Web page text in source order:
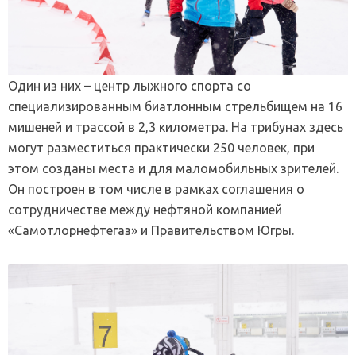
Один из них – центр лыжного спорта со
специализированным биатлонным стрельбищем на 16
мишеней и трассой в 2,3 километра. На трибунах здесь
могут разместиться практически 250 человек, при
этом созданы места и для маломобильных зрителей.
Он построен в том числе в рамках соглашения о
сотрудничестве между нефтяной компанией
«Самотлорнефтегаз» и Правительством Югры.